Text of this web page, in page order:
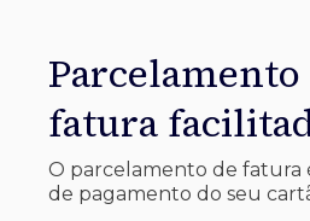
Parcelamento
fatura
O parcelamento de fatura
de pagamento do seu